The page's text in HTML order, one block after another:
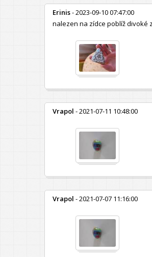
Erinis- 2023-09-10 07:47:00
nalezen na zídce poblíž divoké
Vrapol - 2021-07-11 10:48:00
Vrapol - 2021-07-07 11:16:00